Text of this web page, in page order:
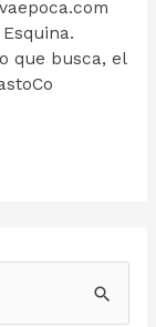
que busca, el